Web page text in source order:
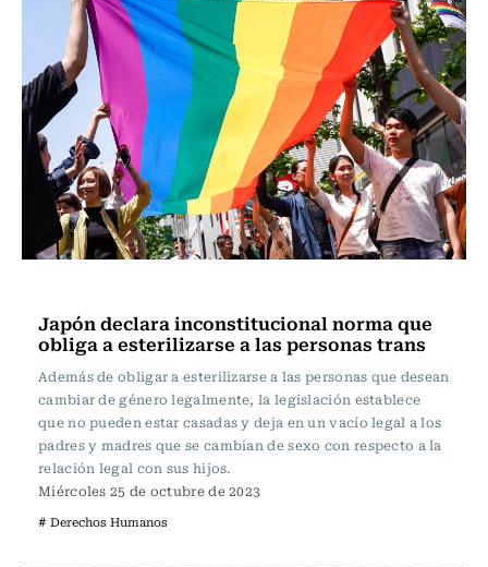
Japón declara inconstitucional norma que
obliga a esterilizarse a las personas trans
Además de obligar a esterilizarse a las personas que desean
cambiar de género legalmente, la legislación establece
que no pueden estar casadas y deja en un vacío legal a los
padres y madres que se cambian de sexo con respecto a la
relación legal con sus hijos.
Miércoles 25 de octubre de 2023
# Derechos Humanos